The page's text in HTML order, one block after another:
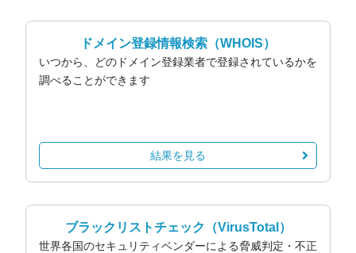
ドメイン登録情報検索 （WHOIS）
いつから、どのドメイン登録業者で登録されているかを
調べることができます
結果を見る
ブラックリストチェック （VirusTotal）
世界各国のセキュリティベンダーによる脅威判定・不正